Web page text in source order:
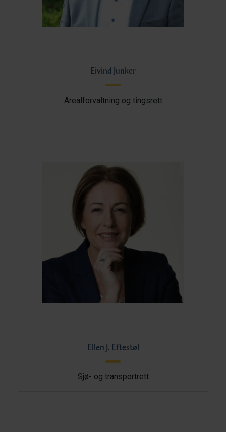
Eivind Junker
Arealforvaltning og tingsrett
Ellen J. Eftestøl
Sjø- og transportrett